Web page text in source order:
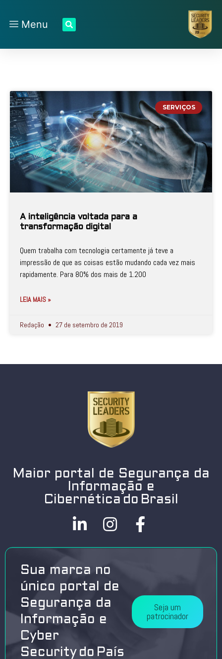
Menu
SERVIÇOS
A inteligência voltada para a
transformação digital
Quem trabalha com tecnologia certamente já teve a
impressão de que as coisas estão mudando cada vez mais
rapidamente. Para 80% dos mais de 1.200
LEIA MAIS »
Redação 27 de setembro de 2019
Maior portal de Segurança da
Informação e
Cibernética do Brasil
Sua marca no
único portal de
Segurança da
Informação e
Cyber
Security do País
Seja um
patrocinador